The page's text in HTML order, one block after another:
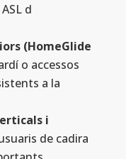
d
(HomeGlide
o accessos
a la
i
de cadira